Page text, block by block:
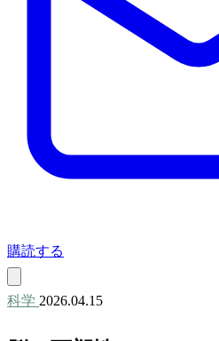
購読する
科学 2026.04.15